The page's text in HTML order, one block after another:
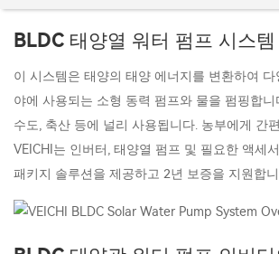
BLDC 태양열 워터 펌프 시스
이 시스템은 태양의 태양 에너지를 변환하여
야에 사용되는 소형 동력 펌프와 물을 펌핑합
수도, 축산 등에 널리 사용됩니다. 농부에게 간
VEICHI는 인버터, 태양열 펌프 및 필요한 액세
패키지 솔루션을 제공하고 2년 보증을 지원합